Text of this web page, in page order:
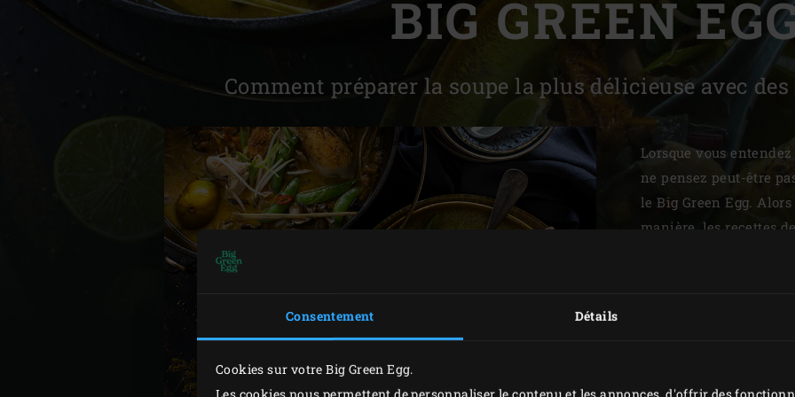
Consentement Détails
Cookies sur votre Big Green Egg.
Les cookies nous permettent de personnaliser le contenu et les annonces, d'offrir des
France | France
Germany | Deutschland
Greece | Ελλάδα
Hungary | Magyarország
Slovenia | Slovenija
Spain | España
Sweden | Sverige
Switzerland
Switzerland |
Turkey | Türkiye
BIG GREEN
Comment préparer la soupe la plus délicieuse avec
Lorsque vous
ne pensez peut-être
le Big Green Egg.
manière, les recettes
goût. Et plus
l’une de techniques
comme par exemple
soupe allez-vous